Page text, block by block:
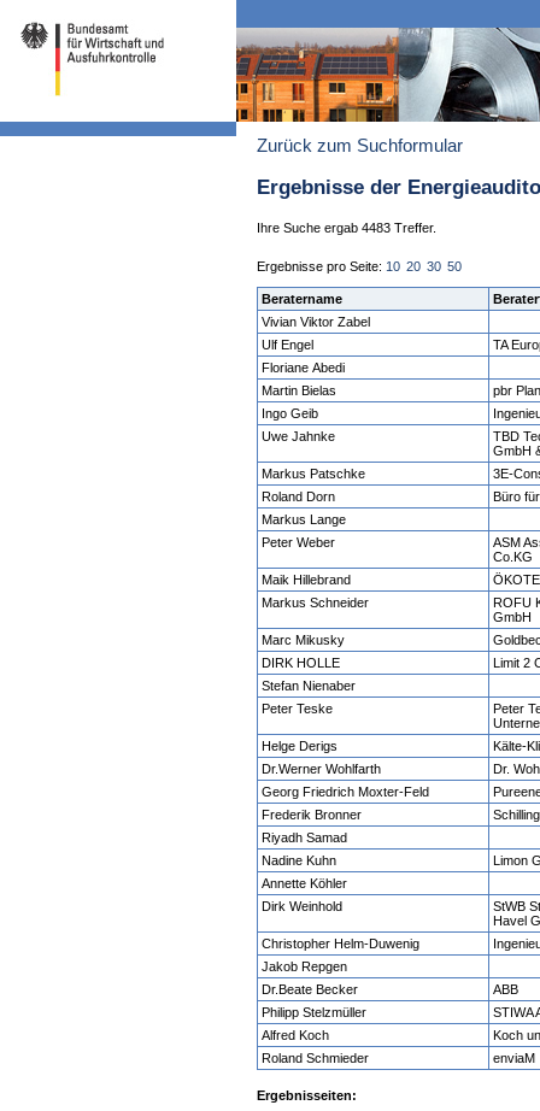
Zurück zum Suchformular
Ergebnisse der
Ihre Suche ergab 4483 Treffer.
Ergebnisse pro Seite: 10 20 30 50
Beratername
Vivian Viktor Zabel
Ulf Engel
TA
Floriane Abedi
Martin Bielas
pbr
Ingo Geib
Uwe Jahnke
TBD
GmbH
Markus Patschke
3E-
Roland Dorn
Büro
Markus Lange
Peter Weber
ASM
Co.KG
Maik Hillebrand
Markus Schneider
ROFU
GmbH
Marc Mikusky
DIRK HOLLE
Limit 2
Stefan Nienaber
Peter Teske
Peter
Helge Derigs
Kälte-
Dr.Werner Wohlfarth
Dr.
Georg Friedrich Moxter-Feld
Frederik Bronner
Riyadh Samad
Nadine Kuhn
Limon
Annette Köhler
Dirk Weinhold
StWB
Havel
Christopher Helm-Duwenig
Jakob Repgen
Dr.Beate Becker
ABB
Philipp Stelzmüller
STIWA
Alfred Koch
Koch
Roland Schmieder
enviaM
Ergebnisseiten: